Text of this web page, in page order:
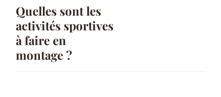
Quelles sont les
activités sportives
à faire en
montage ?